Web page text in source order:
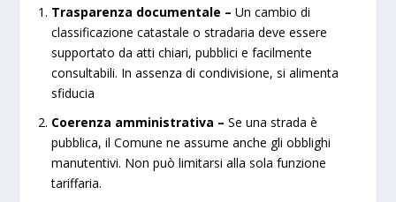
Trasparenza documentale –Un cambio di
classificazione catastale o stradaria deve essere
supportato da atti chiari, pubblici e facilmente
consultabili. In assenza di condivisione, si alimenta
sfiducia
Coerenza amministrativa –Se una strada è
pubblica, il Comune ne assume anche gli obblighi
manutentivi. Non può limitarsi alla sola funzione
tariffaria.